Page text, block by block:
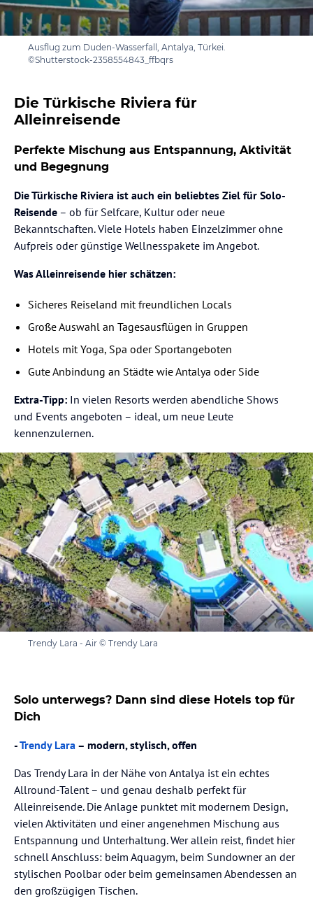
Ausflug zum Duden-Wasserfall, Antalya, Türkei.
©Shutterstock-2358554843_ffbqrs
Die Türkische Riviera für
Alleinreisende
Perfekte Mischung aus Entspannung, Aktivität
und Begegnung
Die Türkische Riviera ist auch ein beliebtes Ziel für Solo-
Reisende – ob für Selfcare, Kultur oder neue
Bekanntschaften. Viele Hotels haben Einzelzimmer ohne
Aufpreis oder günstige Wellnesspakete im Angebot.
Was Alleinreisende hier schätzen:
Sicheres Reiseland mit freundlichen Locals
Große Auswahl an Tagesausflügen in Gruppen
Hotels mit Yoga, Spa oder Sportangeboten
Gute Anbindung an Städte wie Antalya oder Side
Extra-Tipp: In vielen Resorts werden abendliche Shows
und Events angeboten – ideal, um neue Leute
kennenzulernen.
Trendy Lara - Air © Trendy Lara
Solo unterwegs? Dann sind diese Hotels top für
Dich
-Trendy Lara – modern, stylisch, offen
Das Trendy Lara in der Nähe von Antalya ist ein echtes
Allround-Talent – und genau deshalb perfekt für
Alleinreisende. Die Anlage punktet mit modernem Design,
vielen Aktivitäten und einer angenehmen Mischung aus
Entspannung und Unterhaltung. Wer allein reist, findet hier
schnell Anschluss: beim Aquagym, beim Sundowner an der
stylischen Poolbar oder beim gemeinsamen Abendessen an
den großzügigen Tischen.